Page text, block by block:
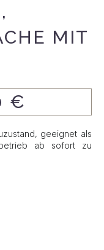
MIT
€
geeignet als
ab sofort zu